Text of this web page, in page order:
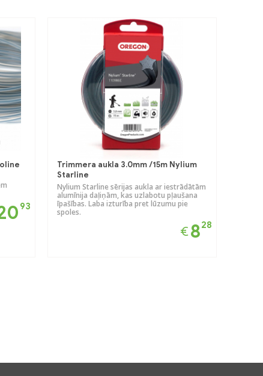
93
Trimmera aukla 3.0mm /15m Nylium
Starline
Nylium Starline sērijas aukla ar iestrādātām
alumīnija daļiņām, kas uzlabotu pļaušana
īpašības. Laba izturība pret lūzumu pie
spoles.
€828